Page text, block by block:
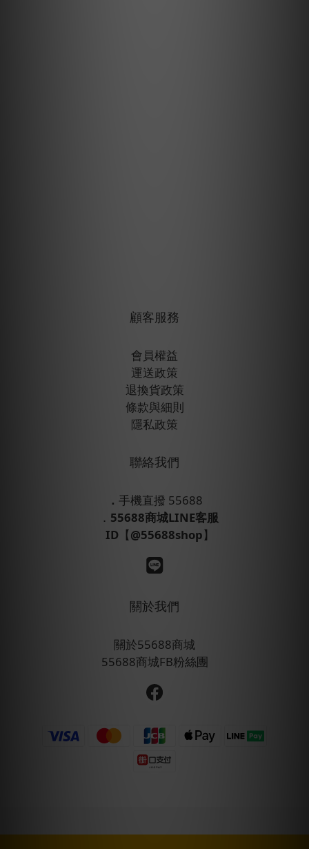
顧客服務
會員權益
運送政策
退換貨政策
條款與細則
隱私政策
聯絡我們
． 手機直撥 55688
． 55688商城LINE客服
ID 【@55688shop】
關於我們
關於55688商城
55688商城FB粉絲團